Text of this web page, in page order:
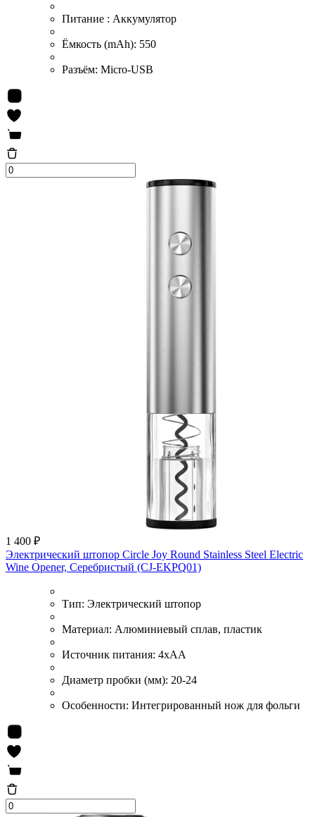
Питание : Аккумулятор
Ёмкость (mAh): 550
Разъём: Micro-USB
1 400 ₽
Электрический штопор Circle Joy Round Stainless Steel Electric
Wine Opener, Серебристый (CJ-EKPQ01)
Тип: Электрический штопор
Материал: Алюминиевый сплав, пластик
Источник питания: 4xAA
Диаметр пробки (мм): 20-24
Особенности: Интегрированный нож для фольги